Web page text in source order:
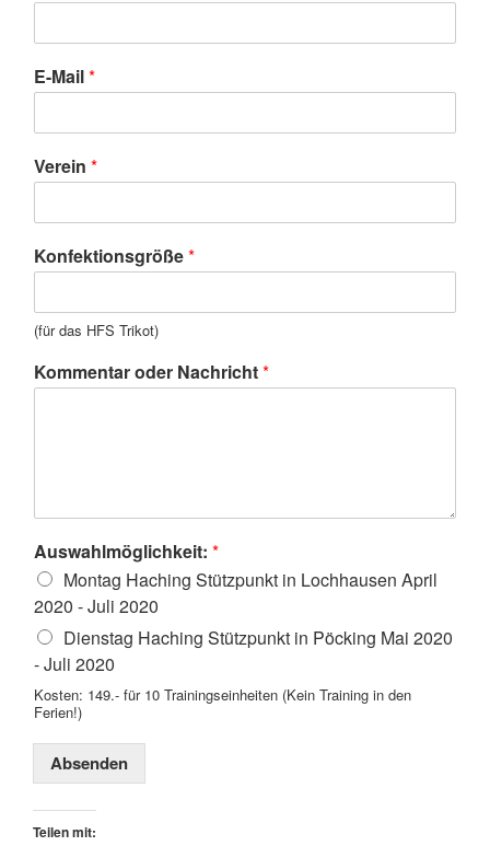
E-Mail*
Verein *
Konfektionsgröße*
(für das HFS Trikot)
Kommentar oder Nachricht*
Auswahlmöglichkeit: *
Montag Haching Stützpunkt in Lochhausen April
2020 - Juli 2020
Dienstag Haching Stützpunkt in Pöcking Mai 2020
- Juli 2020
Kosten: 149.- für 10 Trainingseinheiten (Kein Training in den
Ferien!)
Absenden
Teilen mit: